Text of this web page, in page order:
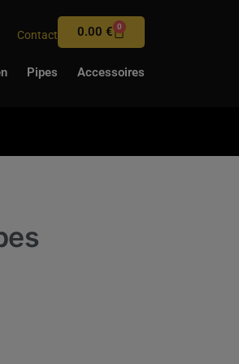
Contact 0.00€ 0
Pipes Accessoires